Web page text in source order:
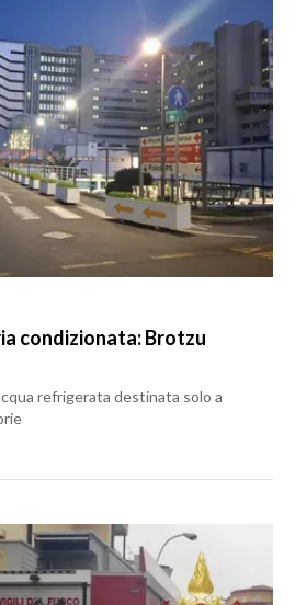
condizionata: Brotzu
refrigerata destinata solo a